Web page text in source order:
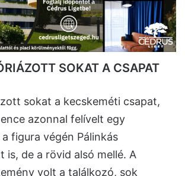
SOKAT A CSAPAT
sokat a kecskeméti csapat,
azonnal felívelt egy
figura végén Pálinkás
is, de a rövid alsó mellé. A
volt a találkozó, sok